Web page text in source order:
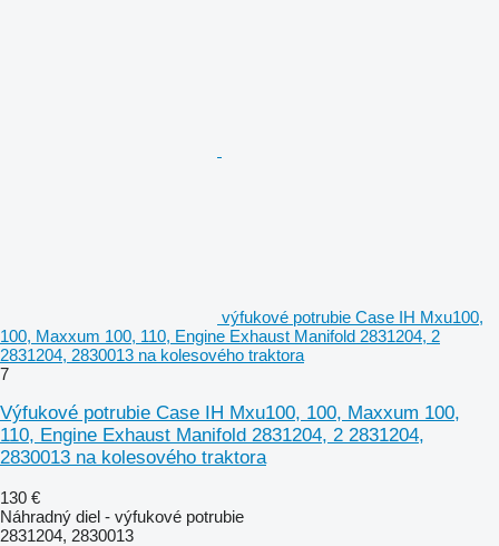
výfukové potrubie Case IH Mxu100,
100, Maxxum 100, 110, Engine Exhaust Manifold 2831204, 2
2831204, 2830013 na kolesového traktora
7
Výfukové potrubie Case IH Mxu100, 100, Maxxum 100,
110, Engine Exhaust Manifold 2831204, 2 2831204,
2830013 na kolesového traktora
130 €
Náhradný diel - výfukové potrubie
2831204, 2830013